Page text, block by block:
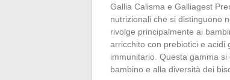
Gallia Calisma e Galliagest
nutrizionali che si distinguono
rivolge principalmente ai
arricchito con prebiotici e acidi
immunitario. Questa gamma
bambino e alla diversità dei